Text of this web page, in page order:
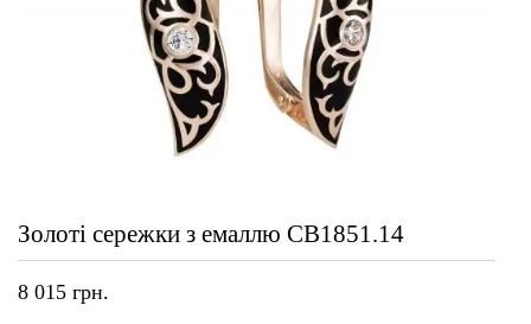
Золоті сережки з емаллю СВ1851.14
8 015 грн.